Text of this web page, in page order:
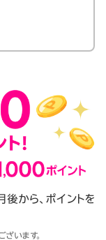
から、ポイントを
います。